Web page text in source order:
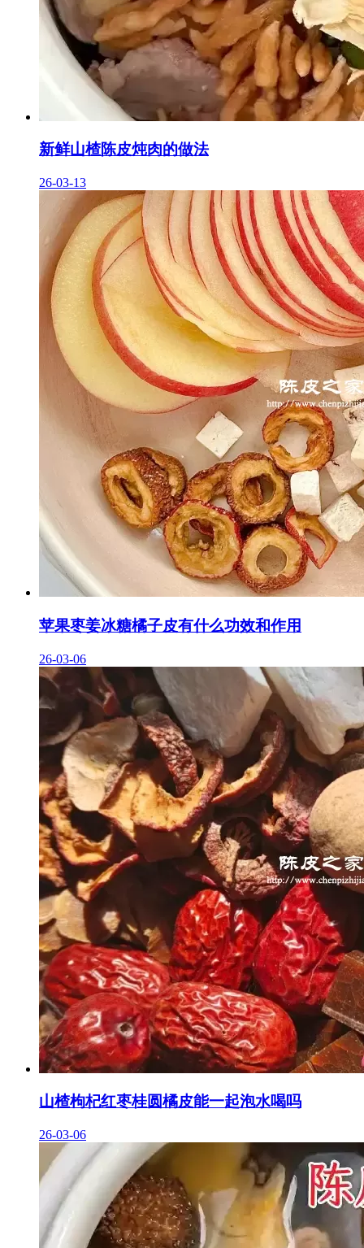
新鲜山楂陈皮炖肉的做法
26-03-13
苹果枣姜冰糖橘子皮有什么功效和作用
26-03-06
山楂枸杞红枣桂圆橘皮能一起泡水喝吗
26-03-06